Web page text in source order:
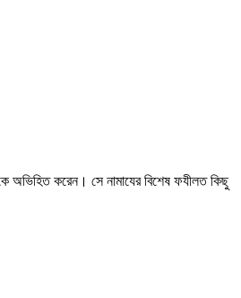
অভিহিত করেন। সে নামাযের বিশেষ ফযীলত কিছু